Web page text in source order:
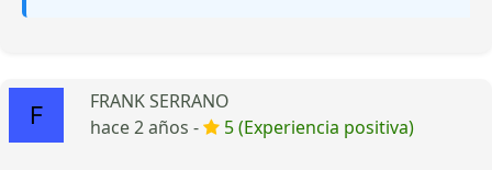
FRANK SERRANO
hace 2 años -
5 (Experiencia positiva)